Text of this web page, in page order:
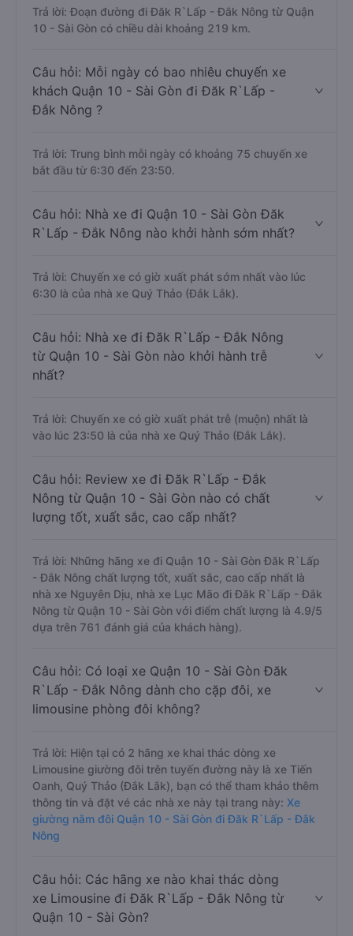
Trả lời: Đoạn đường đi Đăk R`Lấp - Đắk Nông từ Quận
10 - Sài Gòn có chiều dài khoảng 219 km.
Câu hỏi: Mỗi ngày có bao nhiêu chuyến xe
khách Quận 10 - Sài Gòn đi Đăk R`Lấp -
Đắk Nông ?
Trả lời: Trung bình mỗi ngày có khoảng 75 chuyến xe
bắt đầu từ 6:30 đến 23:50.
Câu hỏi: Nhà xe đi Quận 10 - Sài Gòn Đăk
R`Lấp - Đắk Nông nào khởi hành sớm nhất?
Trả lời: Chuyến xe có giờ xuất phát sớm nhất vào lúc
6:30 là của nhà xe Quý Thảo (Đắk Lắk).
Câu hỏi: Nhà xe đi Đăk R`Lấp - Đắk Nông
từ Quận 10 - Sài Gòn nào khởi hành trễ
nhất?
Trả lời: Chuyến xe có giờ xuất phát trễ (muộn) nhất là
vào lúc 23:50 là của nhà xe Quý Thảo (Đắk Lắk).
Câu hỏi: Review xe đi Đăk R`Lấp - Đắk
Nông từ Quận 10 - Sài Gòn nào có chất
lượng tốt, xuất sắc, cao cấp nhất?
Trả lời: Những hãng xe đi Quận 10 - Sài Gòn Đăk R`Lấp
- Đắk Nông chất lượng tốt, xuất sắc, cao cấp nhất là
nhà xe Nguyên Dịu, nhà xe Lục Mão đi Đăk R`Lấp - Đắk
Nông từ Quận 10 - Sài Gòn với điểm chất lượng là 4.9/5
dựa trên 761 đánh giá của khách hàng).
Câu hỏi: Có loại xe Quận 10 - Sài Gòn Đăk
R`Lấp - Đắk Nông dành cho cặp đôi, xe
limousine phòng đôi không?
Trả lời: Hiện tại có 2 hãng xe khai thác dòng xe
Limousine giường đôi trên tuyến đường này là xe Tiến
Oanh, Quý Thảo (Đắk Lắk), bạn có thể tham khảo thêm
thông tin và đặt vé các nhà xe này tại trang này: Xe
giường nằm đôi Quận 10 - Sài Gòn đi Đăk R`Lấp - Đắk
Nông
Câu hỏi: Các hãng xe nào khai thác dòng
xe Limousine đi Đăk R`Lấp - Đắk Nông từ
Quận 10 - Sài Gòn?